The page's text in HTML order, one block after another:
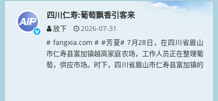
四川仁寿:葡萄飘香引客来
放下
2026-07-31
# fangxia.com # #芳夏# 7月28日，在四川省眉山
市仁寿县富加镇越高家庭农场，工作人员正在整理葡
萄，供应市场。时下，四川省眉山市仁寿县富加镇的